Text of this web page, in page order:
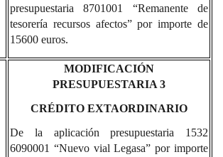
presupuestaria 8701001 “Remanente de
tesorería recursos afectos” por importe de
15600 euros.
MODIFICACIÓN
PRESUPUESTARIA 3
CRÉDITO EXTAORDINARIO
De la aplicación presupuestaria 1532
6090001 “Nuevo vial Legasa” por importe